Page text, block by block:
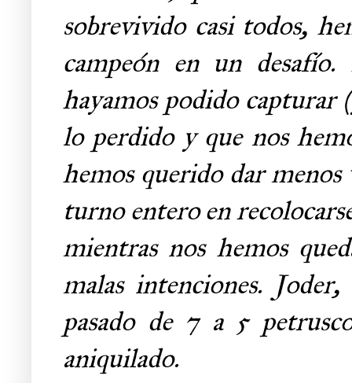
sobrevivido casi todos,
campeón en un
hayamos podido capturar
lo perdido y que nos
hemos querido dar
turno entero en
mientras nos hemos
malas intenciones.
pasado de 7 a 5
aniquilado.